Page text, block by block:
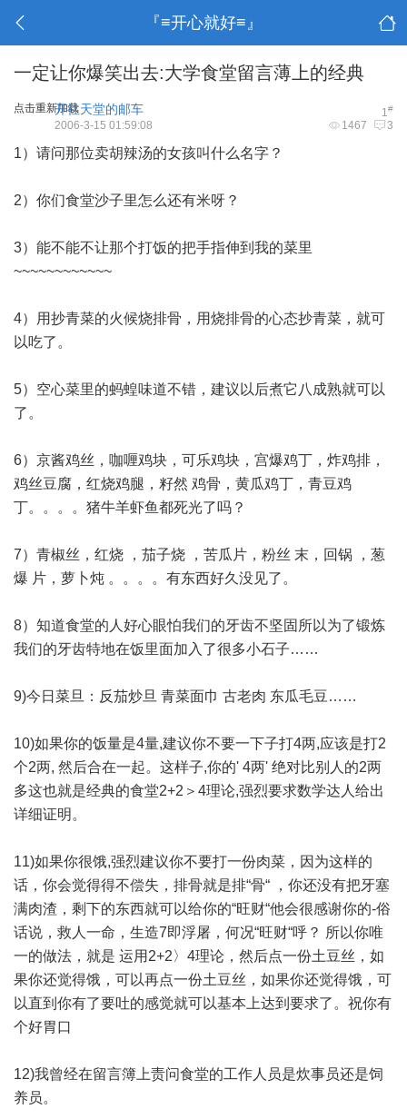
『≡开心就好≡』
一定让你爆笑出去:大学食堂留言薄上的经典
点击重新加载 1#
开往天堂的邮车
1467 3
2006-3-15 01:59:08
1）请问那位卖胡辣汤的女孩叫什么名字？
2）你们食堂沙子里怎么还有米呀？
3）能不能不让那个打饭的把手指伸到我的菜里
~~~~~~~~~~~~
4）用抄青菜的火候烧排骨，用烧排骨的心态抄青菜，就可
以吃了。
5）空心菜里的蚂蝗味道不错，建议以后煮它八成熟就可以
了。
6）京酱鸡丝，咖喱鸡块，可乐鸡块，宫爆鸡丁，炸鸡排，
鸡丝豆腐，红烧鸡腿，籽然 鸡骨，黄瓜鸡丁，青豆鸡
丁。。。。猪牛羊虾鱼都死光了吗？
7）青椒丝，红烧 ，茄子烧 ，苦瓜片，粉丝 末，回锅 ，葱
爆 片，萝卜炖 。。。。有东西好久没见了。
8）知道食堂的人好心眼怕我们的牙齿不坚固所以为了锻炼
我们的牙齿特地在饭里面加入了很多小石子……
9)今日菜旦：反茄炒旦 青菜面巾 古老肉 东瓜毛豆……
10)如果你的饭量是4量,建议你不要一下子打4两,应该是打2
个2两, 然后合在一起。这样子,你的' 4两' 绝对比别人的2两
多这也就是经典的食堂2+2＞4理论,强烈要求数学达人给出
详细证明。
11)如果你很饿,强烈建议你不要打一份肉菜，因为这样的
话，你会觉得得不偿失，排骨就是排“骨“ ，你还没有把牙塞
满肉渣，剩下的东西就可以给你的“旺财“他会很感谢你的-俗
话说，救人一命，生造7即浮屠，何况“旺财“呼？ 所以你唯
一的做法，就是 运用2+2〉4理论，然后点一份土豆丝，如
果你还觉得饿，可以再点一份土豆丝，如果你还觉得饿，可
以直到你有了要吐的感觉就可以基本上达到要求了。祝你有
个好胃口
12)我曾经在留言簿上责问食堂的工作人员是炊事员还是饲
养员。